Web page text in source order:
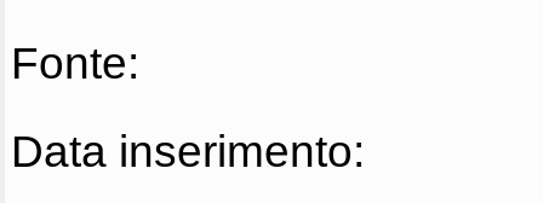
Fonte:
Data inserimento: